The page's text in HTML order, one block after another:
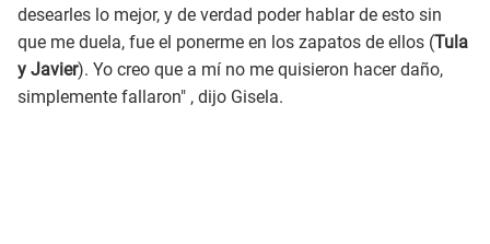
desearles lo mejor, y de verdad poder hablar de esto sin
que me duela, fue el ponerme en los zapatos de ellos (Tula
y Javier). Yo creo que a mí no me quisieron hacer daño,
simplemente fallaron" , dijo Gisela.